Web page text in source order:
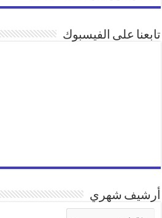
تابعنا على الفيسبوك
أرشيف شهري